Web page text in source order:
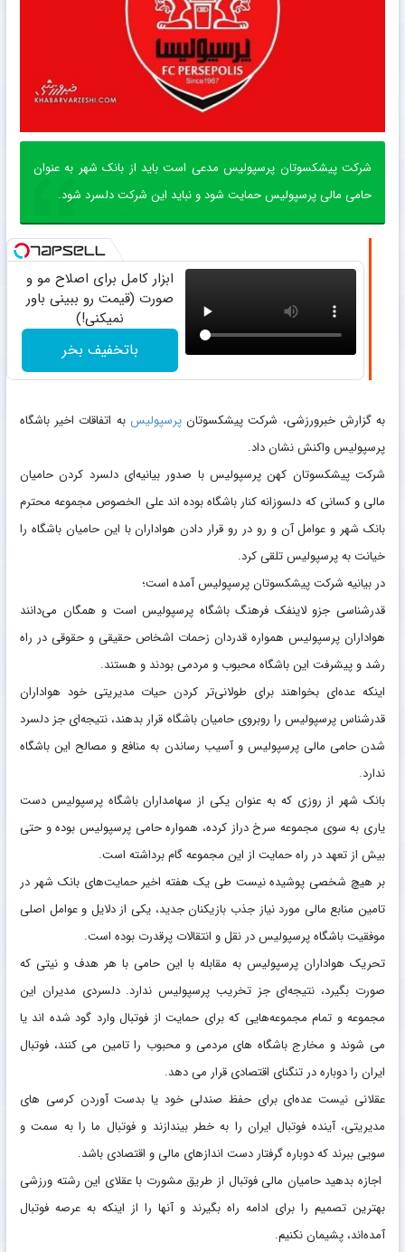
شرکت پیشکسوتان پرسپولیس مدعی است باید از بانک شهر به عنوان
حامی مالی پرسپولیس حمایت شود و نباید این شرکت دلسرد شود.
ابزار کامل برای اصلاح مو و
صورت (قیمت رو ببینی باور
نمیکنی!)
باتخفیف بخر
به گزارش خبرورزشی، شرکت پیشکسوتانپرسپولیس به اتفاقات اخیر باشگاه
پرسپولیس واکنش نشان داد.
شرکت پیشکسوتان کهن پرسپولیس با صدور بیانیه‌ای دلسرد کردن حامیان
مالی و کسانی که دلسوزانه کنار باشگاه بوده اند علی الخصوص مجموعه محترم
بانک شهر و عوامل آن و رو در رو قرار دادن هواداران با این حامیان باشگاه را
خیانت به پرسپولیس تلقی کرد.
در بیانیه شرکت پیشکسوتان پرسپولیس آمده است؛
قدرشناسی جزو لاینفک فرهنگ باشگاه پرسپولیس است و همگان می‌دانند
هواداران پرسپولیس همواره قدردان زحمات اشخاص حقیقی و حقوقی در راه
رشد و پیشرفت این باشگاه محبوب و مردمی بودند و هستند.
اینکه عده‌ای بخواهند برای طولانی‌تر کردن حیات مدیریتی خود هواداران
قدرشناس پرسپولیس را روبروی حامیان باشگاه قرار بدهند، نتیجه‌ای جز دلسرد
شدن حامی مالی پرسپولیس و آسیب رساندن به منافع و مصالح این باشگاه
ندارد.
بانک شهر از روزی که به عنوان یکی از سهامداران باشگاه پرسپولیس دست
یاری به سوی مجموعه سرخ دراز کرده، همواره حامی پرسپولیس بوده و حتی
بیش از تعهد در راه حمایت از این مجموعه گام برداشته است.
بر هیچ شخصی پوشیده نیست طی یک هفته اخیر حمایت‌های بانک شهر در
تامین منابع مالی مورد نیاز جذب بازیکنان جدید، یکی از دلایل و عوامل اصلی
موفقیت باشگاه پرسپولیس در نقل و انتقالات پرقدرت بوده است.
تحریک هواداران پرسپولیس به مقابله با این حامی با هر هدف و نیتی که
صورت بگیرد، نتیجه‌ای جز تخریب پرسپولیس ندارد. دلسردی مدیران این
مجموعه و تمام مجموعه‌هایی که برای حمایت از فوتبال وارد گود شده اند یا
می شوند و مخارج باشگاه های مردمی و محبوب را تامین می کنند، فوتبال
ایران را دوباره در تنگنای اقتصادی قرار می دهد.
عقلانی نیست عده‌ای برای حفظ صندلی خود یا بدست آوردن کرسی های
مدیریتی، آینده فوتبال ایران را به خطر بیندازند و فوتبال ما را به سمت و
سویی ببرند که دوباره گرفتار دست اندازهای مالی و اقتصادی باشد.
اجازه بدهید حامیان مالی فوتبال از طریق مشورت با عقلای این رشته ورزشی
بهترین تصمیم را برای ادامه راه بگیرند و آنها را از اینکه به عرصه فوتبال
آمده‌اند، پشیمان نکنیم.